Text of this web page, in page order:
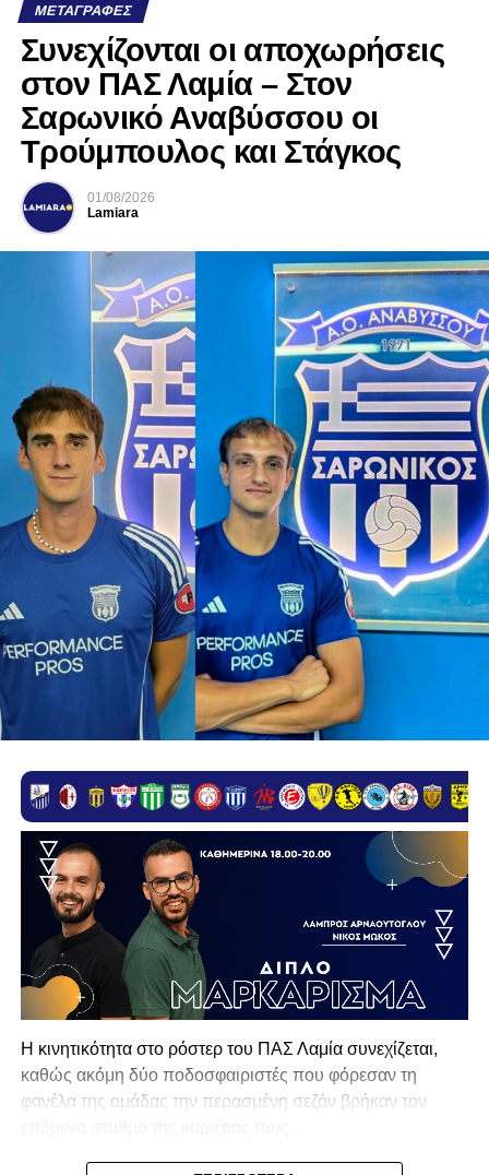
ΜΕΤΑΓΡΑΦΈΣ
Συνεχίζονται οι αποχωρήσεις
στον ΠΑΣ Λαμία – Στον
Σαρωνικό Αναβύσσου οι
Τρούμπουλος και Στάγκος
01/08/2026
Lamiara
Η κινητικότητα στο ρόστερ του ΠΑΣ Λαμία συνεχίζεται,
καθώς ακόμη δύο ποδοσφαιριστές που φόρεσαν τη
φανέλα της ομάδας την περασμένη σεζόν βρήκαν τον